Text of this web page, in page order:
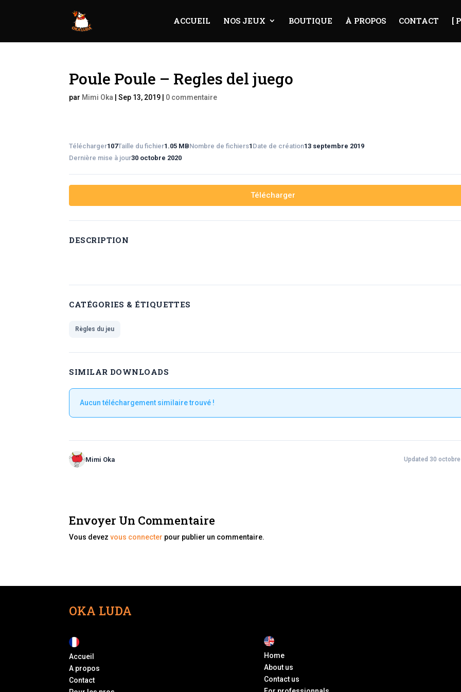
ACCUEIL NOS JEUX BOUTIQUE À PROPOS CONTACT [
Poule Poule – Regles del juego
par Mimi Oka |Sep 13, 2019 0 commentaire
Télécharger107Taille du fichier1.05 MBNombre de fichiers1 Date de création13 septembre 2019
Dernière mise à jour30 octobre 2020
Télécharger
DESCRIPTION
CATÉGORIES & ÉTIQUETTES
Règles du jeu
SIMILAR DOWNLOADS
Aucun téléchargement similaire trouvé !
Mimi Oka Updated 30
Envoyer Un Commentaire
Vous devezvous connecter pour publier un commentaire.
OKA LUDA
Accueil
A propos
Contact
Home
About us
Contact us